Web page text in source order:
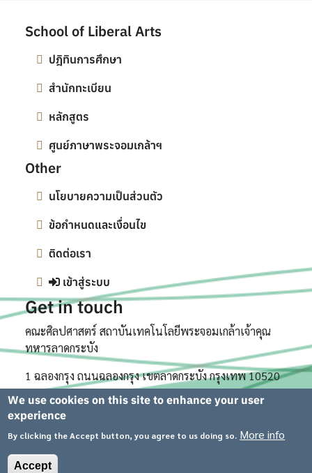
School of Liberal Arts
ปฎิทินการศึกษา
สำนักทะเบียน
หลักสูตร
ศูนย์ภาษาพระจอมเกล้าฯ
Other
นโยบายความเป็นส่วนตัว
ข้อกำหนดและเงื่อนไข
ติดต่อเรา
เข้าสู่ระบบ
Get in touch
คณะศิลปศาสตร์ สถาบันเทคโนโลยีพระจอมเกล้าเจ้าคุณ
ทหารลาดกระบัง
1 ฉลองกรุง ถนนฉลองกรุง เขตลาดกระบัง กรุงเทพ 10520
© 2026 School of Liberal Arts. All rights reserved.
We use cookies on this site to enhance your user
experience
By clicking the Accept button, you agree to us doing so. More info
Accept